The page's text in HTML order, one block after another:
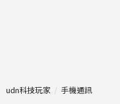
udn科技玩家 手機通訊